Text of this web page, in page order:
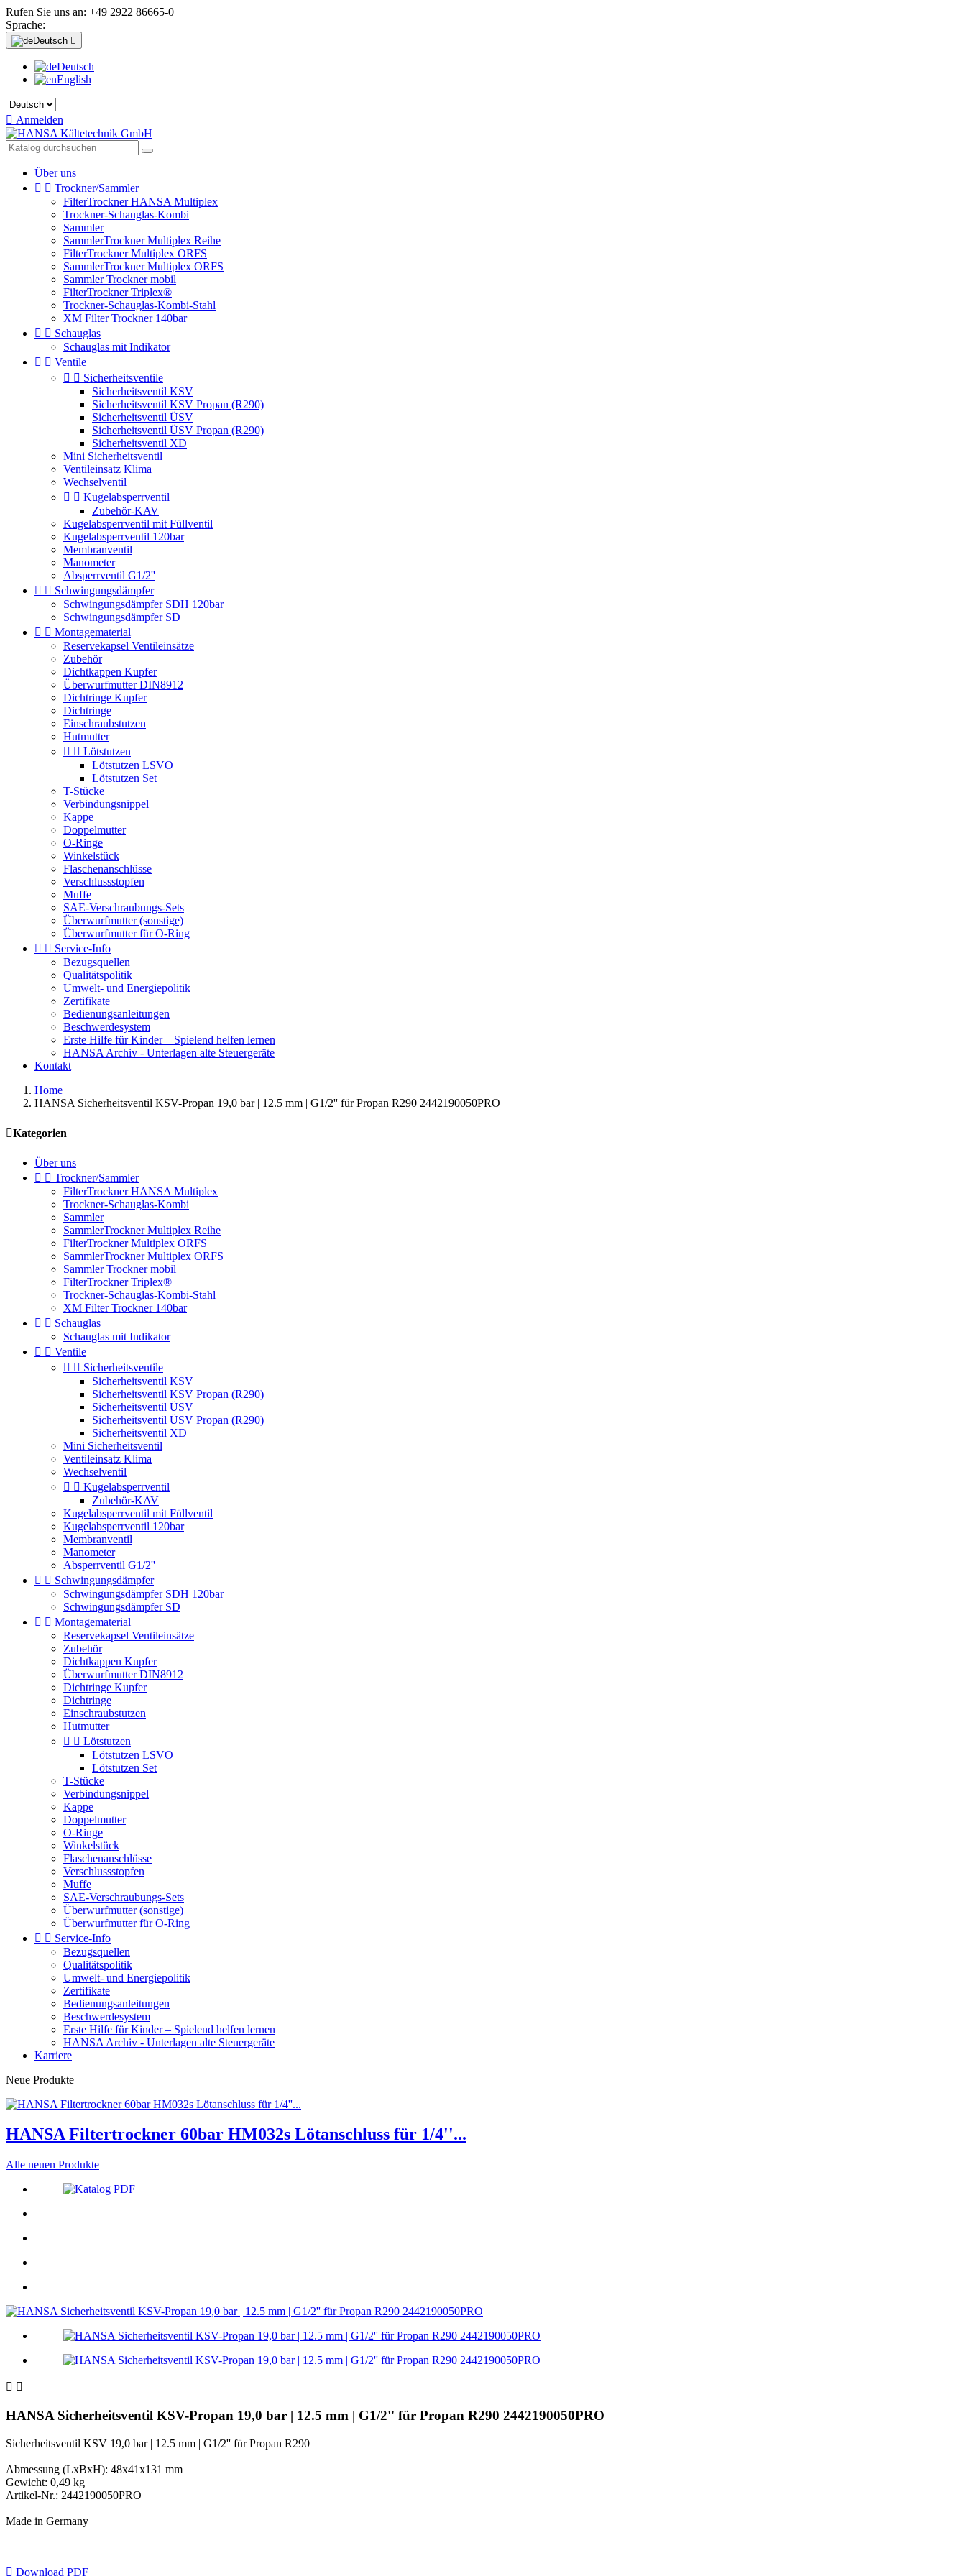
Rufen Sie uns an: +49 2922 86665-0
Sprache:
Deutsch 
Deutsch
English
 Anmelden
Über uns
  Trockner/Sammler
FilterTrockner HANSA Multiplex
Trockner-Schauglas-Kombi
Sammler
SammlerTrockner Multiplex Reihe
FilterTrockner Multiplex ORFS
SammlerTrockner Multiplex ORFS
Sammler Trockner mobil
FilterTrockner Triplex®
Trockner-Schauglas-Kombi-Stahl
XM Filter Trockner 140bar
  Schauglas
Schauglas mit Indikator
  Ventile
  Sicherheitsventile
Sicherheitsventil KSV
Sicherheitsventil KSV Propan (R290)
Sicherheitsventil ÜSV
Sicherheitsventil ÜSV Propan (R290)
Sicherheitsventil XD
Mini Sicherheitsventil
Ventileinsatz Klima
Wechselventil
  Kugelabsperrventil
Zubehör-KAV
Kugelabsperrventil mit Füllventil
Kugelabsperrventil 120bar
Membranventil
Manometer
Absperrventil G1/2''
  Schwingungsdämpfer
Schwingungsdämpfer SDH 120bar
Schwingungsdämpfer SD
  Montagematerial
Reservekapsel Ventileinsätze
Zubehör
Dichtkappen Kupfer
Überwurfmutter DIN8912
Dichtringe Kupfer
Dichtringe
Einschraubstutzen
Hutmutter
  Lötstutzen
Lötstutzen LSVO
Lötstutzen Set
T-Stücke
Verbindungsnippel
Kappe
Doppelmutter
O-Ringe
Winkelstück
Flaschenanschlüsse
Verschlussstopfen
Muffe
SAE-Verschraubungs-Sets
Überwurfmutter (sonstige)
Überwurfmutter für O-Ring
  Service-Info
Bezugsquellen
Qualitätspolitik
Umwelt- und Energiepolitik
Zertifikate
Bedienungsanleitungen
Beschwerdesystem
Erste Hilfe für Kinder – Spielend helfen lernen
HANSA Archiv - Unterlagen alte Steuergeräte
Kontakt
Home
HANSA Sicherheitsventil KSV-Propan 19,0 bar | 12.5 mm | G1/2'' für Propan R290 2442190050PRO
Kategorien
Über uns
  Trockner/Sammler
FilterTrockner HANSA Multiplex
Trockner-Schauglas-Kombi
Sammler
SammlerTrockner Multiplex Reihe
FilterTrockner Multiplex ORFS
SammlerTrockner Multiplex ORFS
Sammler Trockner mobil
FilterTrockner Triplex®
Trockner-Schauglas-Kombi-Stahl
XM Filter Trockner 140bar
  Schauglas
Schauglas mit Indikator
  Ventile
  Sicherheitsventile
Sicherheitsventil KSV
Sicherheitsventil KSV Propan (R290)
Sicherheitsventil ÜSV
Sicherheitsventil ÜSV Propan (R290)
Sicherheitsventil XD
Mini Sicherheitsventil
Ventileinsatz Klima
Wechselventil
  Kugelabsperrventil
Zubehör-KAV
Kugelabsperrventil mit Füllventil
Kugelabsperrventil 120bar
Membranventil
Manometer
Absperrventil G1/2''
  Schwingungsdämpfer
Schwingungsdämpfer SDH 120bar
Schwingungsdämpfer SD
  Montagematerial
Reservekapsel Ventileinsätze
Zubehör
Dichtkappen Kupfer
Überwurfmutter DIN8912
Dichtringe Kupfer
Dichtringe
Einschraubstutzen
Hutmutter
  Lötstutzen
Lötstutzen LSVO
Lötstutzen Set
T-Stücke
Verbindungsnippel
Kappe
Doppelmutter
O-Ringe
Winkelstück
Flaschenanschlüsse
Verschlussstopfen
Muffe
SAE-Verschraubungs-Sets
Überwurfmutter (sonstige)
Überwurfmutter für O-Ring
  Service-Info
Bezugsquellen
Qualitätspolitik
Umwelt- und Energiepolitik
Zertifikate
Bedienungsanleitungen
Beschwerdesystem
Erste Hilfe für Kinder – Spielend helfen lernen
HANSA Archiv - Unterlagen alte Steuergeräte
Karriere
Neue Produkte
HANSA Filtertrockner 60bar HM032s Lötanschluss für 1/4''...
Alle neuen Produkte
 
HANSA Sicherheitsventil KSV-Propan 19,0 bar | 12.5 mm | G1/2'' für Propan R290 2442190050PRO
Sicherheitsventil KSV 19,0 bar | 12.5 mm | G1/2'' für Propan R290
Abmessung (LxBxH): 48x41x131 mm
Gewicht: 0,49 kg
Artikel-Nr.: 2442190050PRO
Made in Germany
 Download PDF